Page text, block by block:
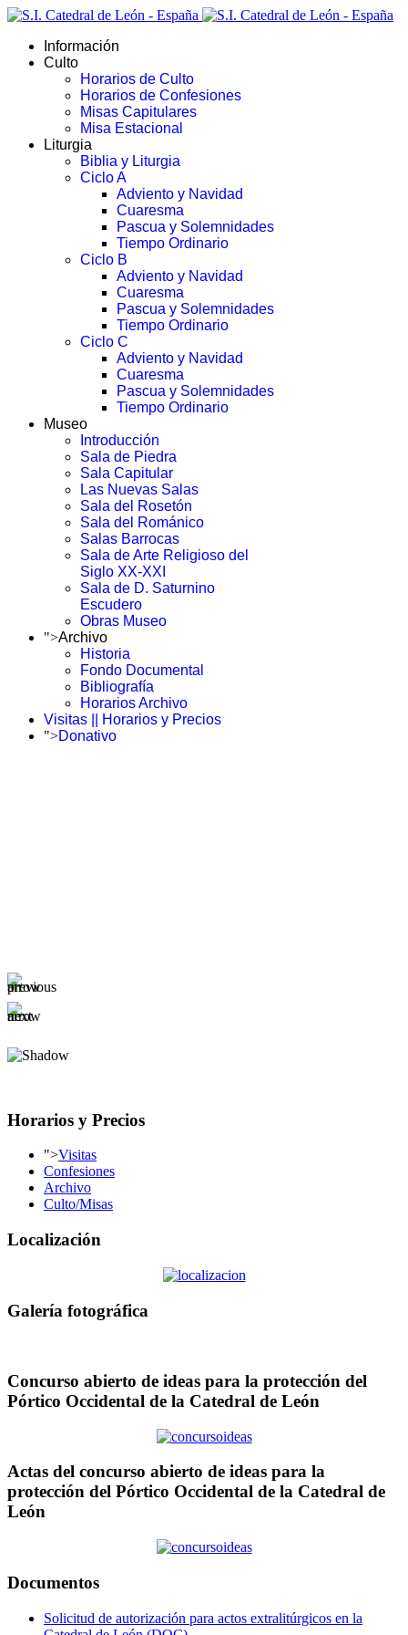
Información
Culto
Horarios de Culto
Horarios de Confesiones
Misas Capitulares
Misa Estacional
Liturgia
Biblia y Liturgia
Ciclo A
Adviento y Navidad
Cuaresma
Pascua y Solemnidades
Tiempo Ordinario
Ciclo B
Adviento y Navidad
Cuaresma
Pascua y Solemnidades
Tiempo Ordinario
Ciclo C
Adviento y Navidad
Cuaresma
Pascua y Solemnidades
Tiempo Ordinario
Museo
Introducción
Sala de Piedra
Sala Capitular
Las Nuevas Salas
Sala del Rosetón
Sala del Románico
Salas Barrocas
Sala de Arte Religioso del
Siglo XX-XXI
Sala de D. Saturnino
Escudero
Obras Museo
">Archivo
Historia
Fondo Documental
Bibliografía
Horarios Archivo
Visitas || Horarios y Precios
">Donativo
Horarios y Precios
">Visitas
Confesiones
Archivo
Culto/Misas
Localización
Galería fotográfica
Concurso abierto de ideas para la protección del
Pórtico Occidental de la Catedral de León
Actas del concurso abierto de ideas para la
protección del Pórtico Occidental de la Catedral de
León
Documentos
Solicitud de autorización para actos extralitúrgicos en la